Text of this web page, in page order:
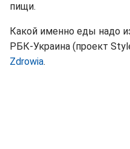
пищи.
Какой именно еды надо
РБК-Украина (проект
Zdrowia.